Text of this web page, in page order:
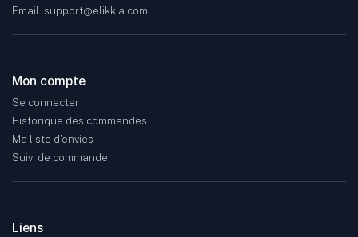
Email: support@elikkia.com
Mon compte
Se connecter
Historique des commandes
Ma liste d'envies
Suivi de commande
Liens